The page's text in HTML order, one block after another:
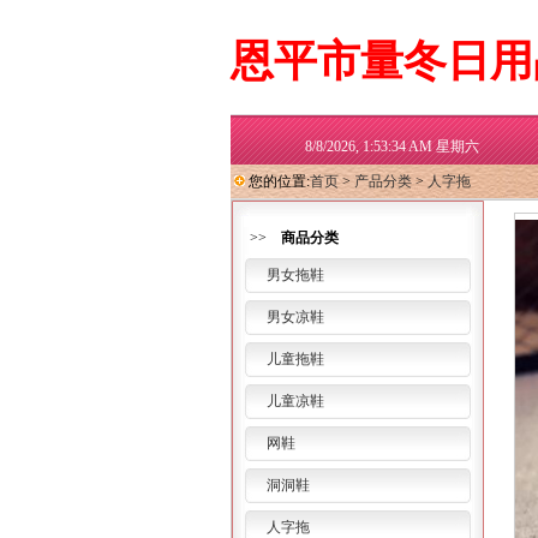
恩平市量冬日
8/8/2026, 1:53:36 AM 星期六
您的位置:首页> 产品分类 > 人字拖
>> 商品分类
男女拖鞋
男女凉鞋
儿童拖鞋
儿童凉鞋
网鞋
洞洞鞋
人字拖